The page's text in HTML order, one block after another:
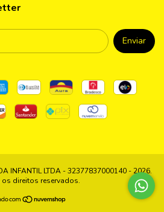
INFANTIL LTDA - 32377837000140 - 2026.
direitos reservados.